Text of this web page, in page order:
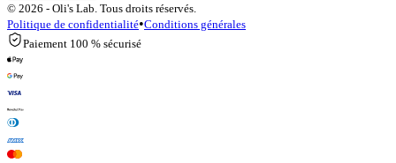
© 2026 - Oli's Lab. Tous droits réservés.
Politique de confidentialité•Conditions générales
Paiement 100 % sécurisé